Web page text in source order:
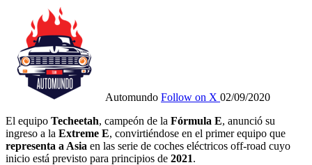
Automundo Follow on X 02/09/2020
El equipo Techeetah, campeón de la Fórmula E, anunció su
ingreso a la Extreme E, convirtiéndose en el primer equipo que
representa a Asia en las serie de coches eléctricos off-road cuyo
inicio está previsto para principios de 2021.